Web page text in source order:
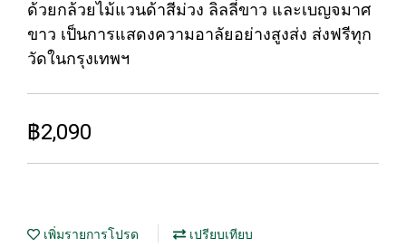
ด้วยกล้วยไม้แวนด้าสีม่วง ลิลลี่ขาว และเบญจมาศ
ขาว เป็นการแสดงความอาลัยอย่างสูงส่ง ส่งฟรีทุก
วัดในกรุงเทพฯ
฿2,090
เพิ่มรายการโปรด เปรียบเทียบ